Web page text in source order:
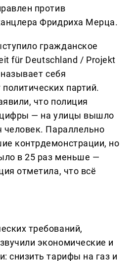
против
Фридриха Мерца.
гражданское
für Deutschland / Projekt
себя
партий.
что полиция
цифры — на улицы вышло
человек. Параллельно
контрдемонстрации, но
в 25 раз меньше —
отметила, что всё
требований,
экономические и
снизить тарифы на газ и